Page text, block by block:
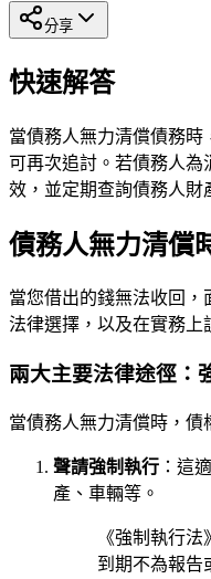
分享
快速解答
當債務人無力清償債務時
可再次追討。若債務人為
效，並定期查詢債務人財
債務人無力清償
當您借出的錢無法收回
法律選擇，以及在實務上
兩大主要法律途徑：
當債務人無力清償時，債
聲請強制執行 ：這
產、車輛等。
《強制執行
到期不為報告